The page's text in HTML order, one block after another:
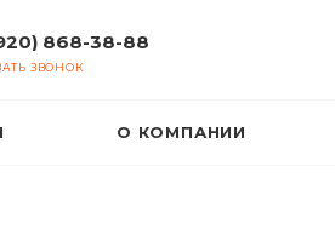
868-38-88
ЗВОНОК
О КОМПАНИИ